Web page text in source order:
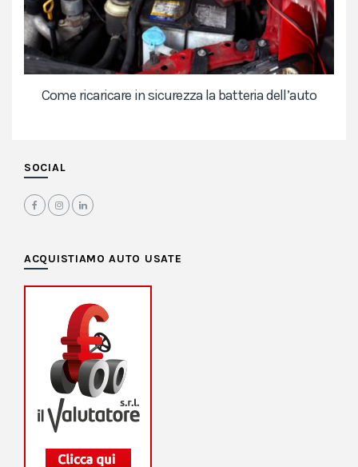
Come ricaricare in sicurezza la batteria dell’auto
SOCIAL
ACQUISTIAMO AUTO USATE